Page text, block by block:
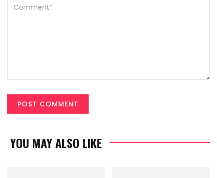
YOU MAY ALSO LIKE